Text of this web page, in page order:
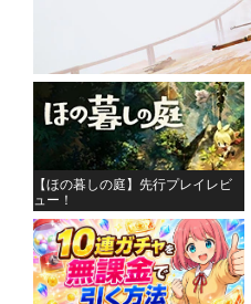
【ほの暮しの庭】先行プレイレビ
ュー！